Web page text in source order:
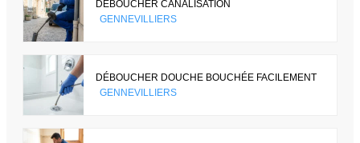
DÉBOUCHER CANALISATION
GENNEVILLIERS
DÉBOUCHER DOUCHE BOUCHÉE FACILEMENT
GENNEVILLIERS